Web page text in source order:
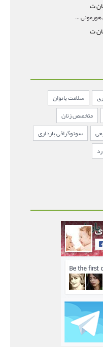
ت
سلام برای تشخیص دقیق، چه آزمایش‌های هورمونی و چه سونوگر
ت
سلامت بانوان
متخصص زنان
سونوگرافی بارداری